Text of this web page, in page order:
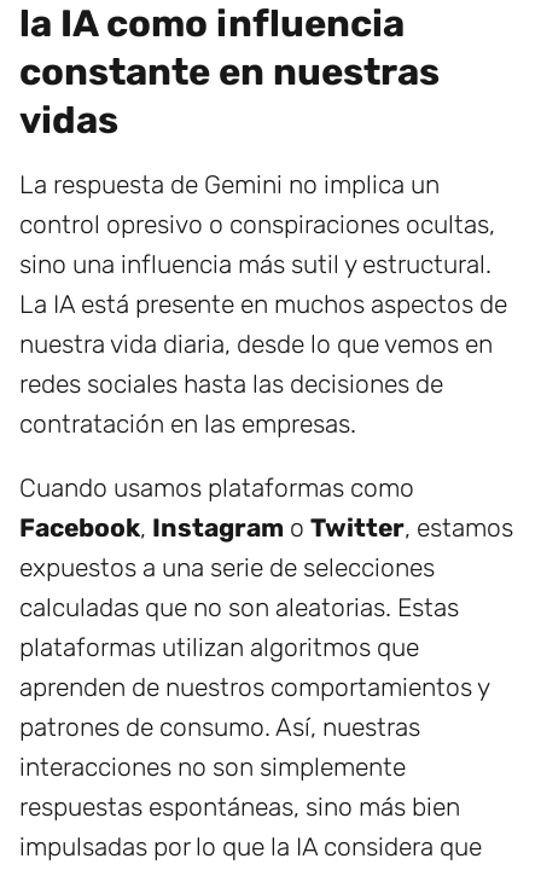
la IA como influencia
constante en nuestras
vidas
La respuesta de Gemini no implica un
control opresivo o conspiraciones ocultas,
sino una influencia más sutil y estructural.
La IA está presente en muchos aspectos de
nuestra vida diaria, desde lo que vemos en
redes sociales hasta las decisiones de
contratación en las empresas.
Cuando usamos plataformas como
Facebook, Instagram o Twitter, estamos
expuestos a una serie de selecciones
calculadas que no son aleatorias. Estas
plataformas utilizan algoritmos que
aprenden de nuestros comportamientos y
patrones de consumo. Así, nuestras
interacciones no son simplemente
respuestas espontáneas, sino más bien
impulsadas por lo que la IA considera que